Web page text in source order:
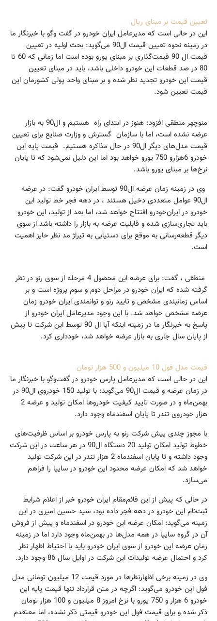
تعیین قیمت بر مبنای ریال
این در حالی است که مدیرعامل ایران خودرو در گفت وگو با خبرنگار ما
در زمینه نحوه تعیین قیمت ال90 می‌گوید: بحث اولیه در تعیین
قیمت ال 90 قیمت‌گذاری بر مبنای یورو بوده است اما زمانی که 60 تا
80 در صد قطعات این خودرو داخلی باشد، باید در مبنای تعیین
قیمت این خودرو تجدید نظر شده و بر مبنای واحد پولی کشورمان این
قیمت تعیین شود.
منوچهر منطقی افزود: هنوز در ابتدای راه هستیم و ال90 به بازار
عرضه نشده است، اما با سازمان گسترش و وزارت صنایع برای تعیین
قیمت مدل‌های دیگر ال90 در حال مذاکره هستیم. قیمت پایه این
خودرو 6هزارو 750 یورو خواهد بود اما این دلیل نمی‌شود که تا پایان
نرخ‌ها بر مبنای یورو باشد.
وی در زمینه زمان عرضه ال90 توسط ایران خودرو گفت: در عرضه
ال90 عوامل متعددی دخیل هستند ، در دهه فجر خط تولید این
خودرو در ایران‌خودرو افتتاح خواهد شد، اما بعد از تولید، این خودرو
باید تجاری‌سازی شده و قابلیت عرضه به بازار را داشته باشد از سوی
دیگر قطعه‌رسانی به موقع برای دستیابی به تیراژ مد نظر حایز اهمیت
است.
منطقی ، گفت: برای عرضه این محصول 4 مرحله از سوی رنو در نظر
گرفته شده که ایران خودرو در مراحل دوم و سوم پروژه است و بر
اساس زمانبندی مشخص و تایید رنو و توانمندی ایران خودرو زمان
عرضه مشخص خواهد شد. با این وجود مدیرعامل ایران خودرو از
پاسخ به خبرنگار ما در زمینه اینکه آیا ال 90 توسط این شرکت تا پیش
از پایان سال جاری به بازار عرضه خواهد شد، خودداری کرد.
قیمت مدل فول 10 میلیون و 500 هزار تومان
این در حالی است که مدیرعامل پارس خودرو در گفت‌وگو با خبرنگار ما
در زمان عرضه و قیمت ال90 می‌گوید: با تولید 150 خودروی ال90 در
بهمن‌ماه و در صورت تایید کیفیت خودروها امکان تولید و عرضه 2
هزار خودروی تندر تا پایان اسفندماه وجود دارد.
با مجوز چندی پیش شرکت رنو به پارس خودرو بر اساس ظرفیت‌های
خطوط تولید امکان تولید 20 دستگاه ال90 در هر ساعت در این شرکت
وجود داشته و تا پایان اسفندماه 2 هزار تندر در این شرکت تولید
خواهد شد که امکان عرضه محدود این خودرو در سایپا را فراهم
می‌سازد.
در حالی که پیش از این قائم‌مقام ایران خودرو خبر از اعلام شرایط
ثبت‌نام این خودرو در دهه فجر داده بود، سید حسین امیری در این
زمینه می‌گوید: امکان عرضه این خودرو در اسفندماه و پیش از فروش
آن در گروه سایپا در همه مدل‌ها در بهمن‌ماه وجود دارد اما در زمینه
زمان عرضه این خودرو از سوی ایران خودرو باید با احتیاط اظهار نظر
کرد و احتمال عرضه تولیدات این شرکت در اوایل سال 86 وجود دارد.
وی در زمینه برخی اظهارنظرها در مورد قیمت 12 میلیون تومانی مدل
فول این خودرو می‌‌گوید: اگرچه در متن قرارداد تنها قیمت پایه این
خودرو 6 هزار و 750 یورو با نرخ امروز 8 میلیون و 100 هزار تومان
ذکر شده و برای قیمت فول این خودرو قیمتی ذکر نشده، اما معتقدم